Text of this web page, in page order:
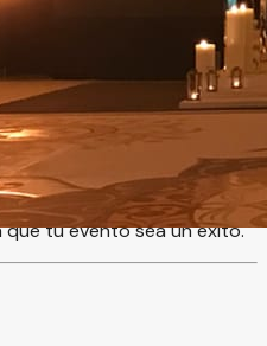
en una experiencia
ideal para convenciones,
empresariales y eventos
a todo tipo de
juntas privadas de 30
de hasta 3,000
amplitud y la
tu evento sea un éxito.